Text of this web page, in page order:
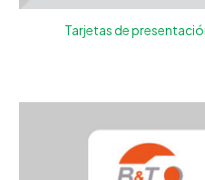
Tarjetas de